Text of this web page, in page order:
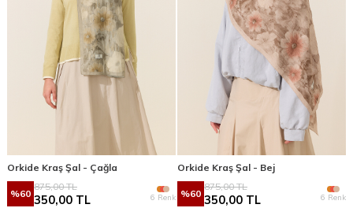
Orkide Kraş Şal - Çağla
%60
875,00TL
350,00 TL 6 Renk
Orkide Kraş Şal - Bej
%60
875,00TL
350,00 TL 6 Renk